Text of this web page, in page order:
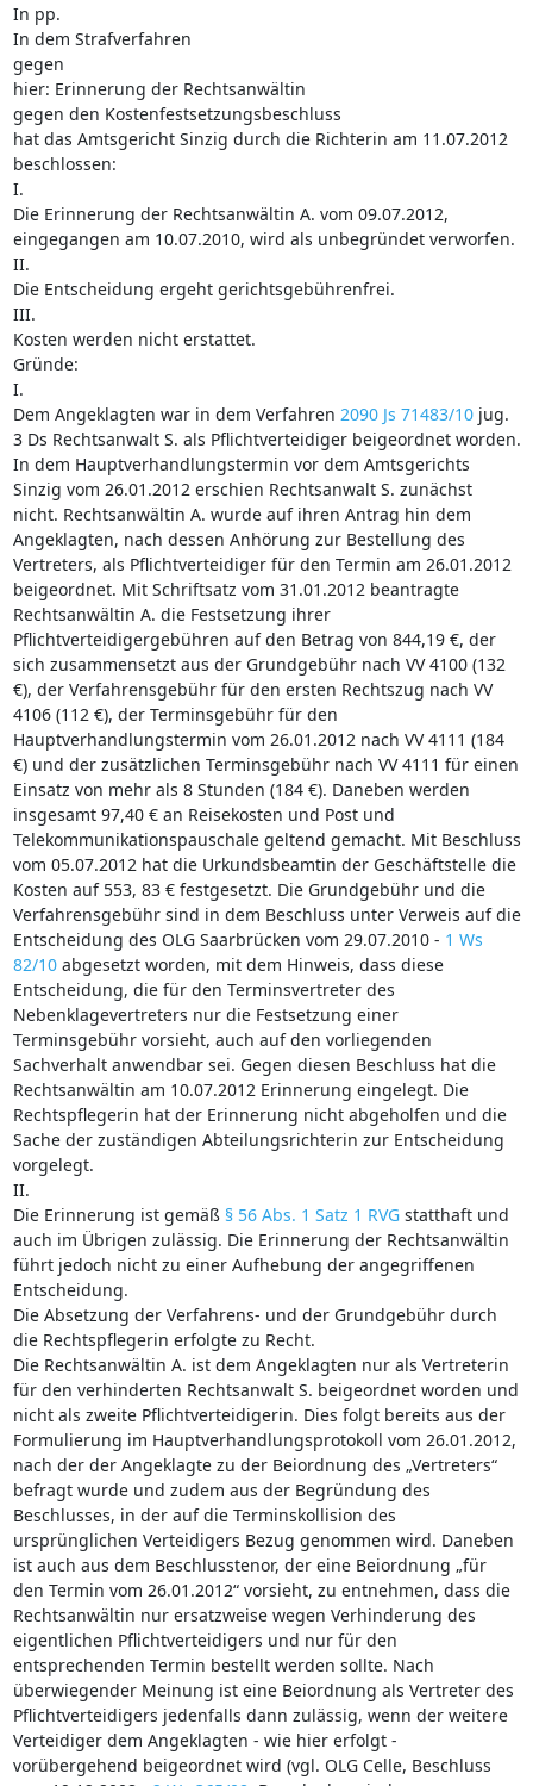
In pp.
In dem Strafverfahren
gegen
hier: Erinnerung der Rechtsanwältin
gegen den Kostenfestsetzungsbeschluss
hat das Amtsgericht Sinzig durch die Richterin am 11.07.2012
beschlossen:
I.
Die Erinnerung der Rechtsanwältin A. vom 09.07.2012,
eingegangen am 10.07.2010, wird als unbegründet verworfen.
II.
Die Entscheidung ergeht gerichtsgebührenfrei.
III.
Kosten werden nicht erstattet.
Gründe:
I.
Dem Angeklagten war in dem Verfahren 2090 Js 71483/10jug.
3 Ds Rechtsanwalt S. als Pflichtverteidiger beigeordnet worden.
In dem Hauptverhandlungstermin vor dem Amtsgerichts
Sinzig vom 26.01.2012 erschien Rechtsanwalt S. zunächst
nicht. Rechtsanwältin A. wurde auf ihren Antrag hin dem
Angeklagten, nach dessen Anhörung zur Bestellung des
Vertreters, als Pflichtverteidiger für den Termin am 26.01.2012
beigeordnet. Mit Schriftsatz vom 31.01.2012 beantragte
Rechtsanwältin A. die Festsetzung ihrer
Pflichtverteidigergebühren auf den Betrag von 844,19 €, der
sich zusammensetzt aus der Grundgebühr nach VV 4100 (132
€), der Verfahrensgebühr für den ersten Rechtszug nach VV
4106 (112 €), der Terminsgebühr für den
Hauptverhandlungstermin vom 26.01.2012 nach VV 4111 (184
€) und der zusätzlichen Terminsgebühr nach VV 4111 für einen
Einsatz von mehr als 8 Stunden (184 €). Daneben werden
insgesamt 97,40 € an Reisekosten und Post und
Telekommunikationspauschale geltend gemacht. Mit Beschluss
vom 05.07.2012 hat die Urkundsbeamtin der Geschäftstelle die
Kosten auf 553, 83 € festgesetzt. Die Grundgebühr und die
Verfahrensgebühr sind in dem Beschluss unter Verweis auf die
Entscheidung des OLG Saarbrücken vom 29.07.2010 - 1 Ws
82/10abgesetzt worden, mit dem Hinweis, dass diese
Entscheidung, die für den Terminsvertreter des
Nebenklagevertreters nur die Festsetzung einer
Terminsgebühr vorsieht, auch auf den vorliegenden
Sachverhalt anwendbar sei. Gegen diesen Beschluss hat die
Rechtsanwältin am 10.07.2012 Erinnerung eingelegt. Die
Rechtspflegerin hat der Erinnerung nicht abgeholfen und die
Sache der zuständigen Abteilungsrichterin zur Entscheidung
vorgelegt.
II.
Die Erinnerung ist gemäß § 56 Abs. 1 Satz 1 RVGstatthaft und
auch im Übrigen zulässig. Die Erinnerung der Rechtsanwältin
führt jedoch nicht zu einer Aufhebung der angegriffenen
Entscheidung.
Die Absetzung der Verfahrens- und der Grundgebühr durch
die Rechtspflegerin erfolgte zu Recht.
Die Rechtsanwältin A. ist dem Angeklagten nur als Vertreterin
für den verhinderten Rechtsanwalt S. beigeordnet worden und
nicht als zweite Pflichtverteidigerin. Dies folgt bereits aus der
Formulierung im Hauptverhandlungsprotokoll vom 26.01.2012,
nach der der Angeklagte zu der Beiordnung des „Vertreters“
befragt wurde und zudem aus der Begründung des
Beschlusses, in der auf die Terminskollision des
ursprünglichen Verteidigers Bezug genommen wird. Daneben
ist auch aus dem Beschlusstenor, der eine Beiordnung „für
den Termin vom 26.01.2012“ vorsieht, zu entnehmen, dass die
Rechtsanwältin nur ersatzweise wegen Verhinderung des
eigentlichen Pflichtverteidigers und nur für den
entsprechenden Termin bestellt werden sollte. Nach
überwiegender Meinung ist eine Beiordnung als Vertreter des
Pflichtverteidigers jedenfalls dann zulässig, wenn der weitere
Verteidiger dem Angeklagten - wie hier erfolgt -
vorübergehend beigeordnet wird (vgl. OLG Celle, Beschluss